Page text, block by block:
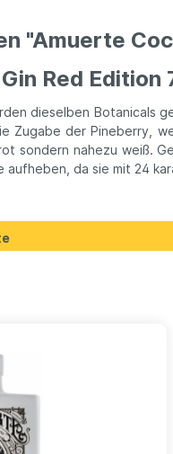
"Amuerte
Red Edition
dieselben Botanicals
Zugabe der Pineberry,
sondern nahezu weiß.
aufheben, da sie mit 24